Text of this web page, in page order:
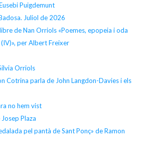
Puigdemunt
Juliol de 2026
de Nan Orriols «Poemes, epopeia i oda
per Albert Freixer
Orriols
Cotrina parla de John Langdon-Davies i els
no hem vist
Josep Plaza
pel pantà de Sant Ponç» de Ramon